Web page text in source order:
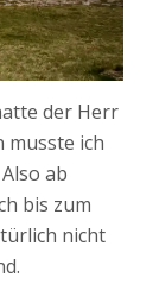
der Herr
musste ich
ab
bis zum
nicht